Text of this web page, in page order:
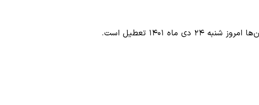
۱۴۰۱ تعطیل است.